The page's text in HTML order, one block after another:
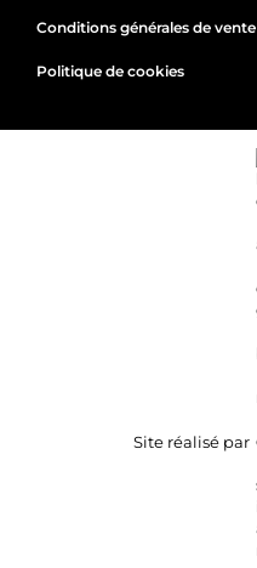
Conditions générales de vente
Politique de cookies
Site réalisé par